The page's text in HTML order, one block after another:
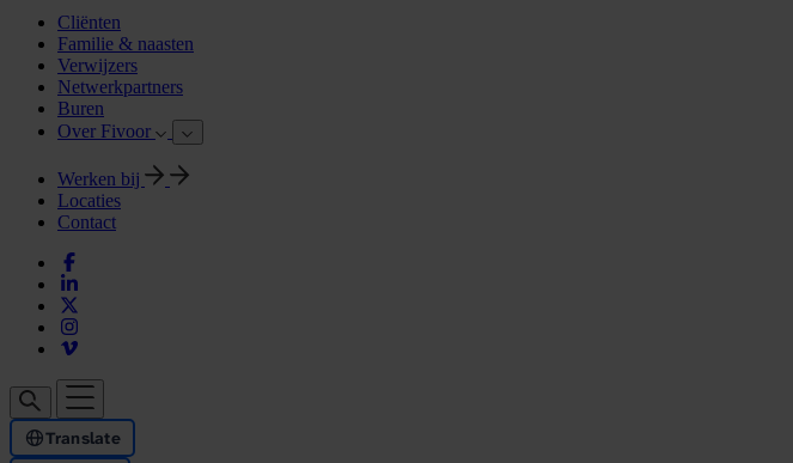
Cliënten
Familie & naasten
Verwijzers
Netwerkpartners
Buren
Over Fivoor
Werken bij
Locaties
Contact
Translate